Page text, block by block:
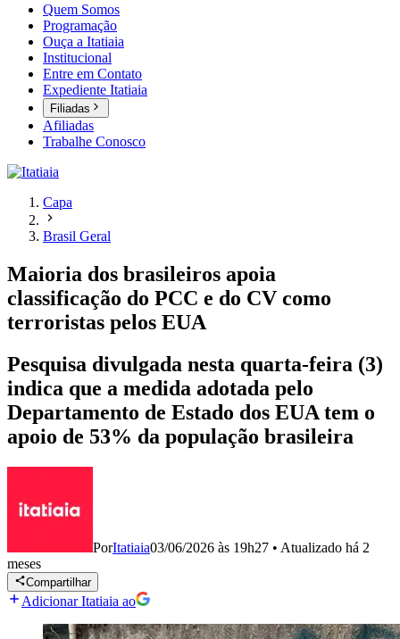
Quem Somos
Programação
Ouça a Itatiaia
Institucional
Entre em Contato
Expediente Itatiaia
Filiadas
Afiliadas
Trabalhe Conosco
Capa
Brasil Geral
Maioria dos brasileiros apoia
classificação do PCC e do CV como
terroristas pelos EUA
Pesquisa divulgada nesta quarta-feira (3)
indica que a medida adotada pelo
Departamento de Estado dos EUA tem o
apoio de 53% da população brasileira
PorItatiaia03/06/2026 às 19h27 • Atualizado há 2
meses
Compartilhar
Adicionar Itatiaia ao